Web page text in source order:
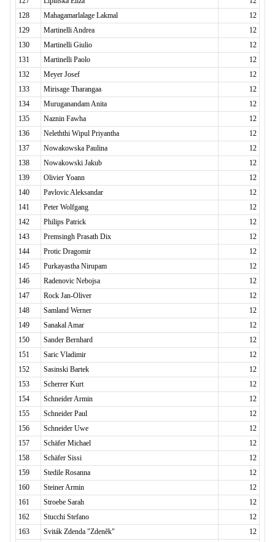
128
Mahagamarlalage Lakmal
12
129
Martinelli Andrea
12
130
Martinelli Giulio
12
131
Martinelli Paolo
12
132
Meyer Josef
12
133
Mirisage Tharangaa
12
134
Muruganandam Anita
12
135
Naznin Fawha
12
136
Neleththi Wipul Priyantha
12
137
Nowakowska Paulina
12
138
Nowakowski Jakub
12
139
Olivier Yoann
12
140
Pavlovic Aleksandar
12
141
Peter Wolfgang
12
142
Philips Patrick
12
143
Premsingh Prasath Dix
12
144
Protic Dragomir
12
145
Purkayastha Nirupam
12
146
Radenovic Nebojsa
12
147
Rock Jan-Oliver
12
148
Samland Werner
12
149
Sanakal Amar
12
150
Sander Bernhard
12
151
Saric Vladimir
12
152
Sasinski Bartek
12
153
Scherrer Kurt
12
154
Schneider Armin
12
155
Schneider Paul
12
156
Schneider Uwe
12
157
Schäfer Michael
12
158
Schäfer Sissi
12
159
Stedile Rosanna
12
160
Steiner Armin
12
161
Stroebe Sarah
12
162
Stucchi Stefano
12
163
Sviták Zdenda "Zdeněk"
12